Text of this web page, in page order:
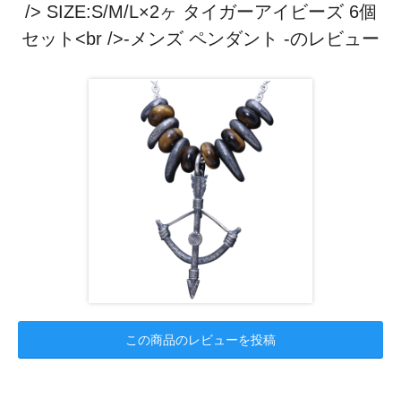
/> SIZE:S/M/L×2ヶ タイガーアイビーズ 6個
セット<br />-メンズ ペンダント -のレビュー
この商品のレビューを投稿